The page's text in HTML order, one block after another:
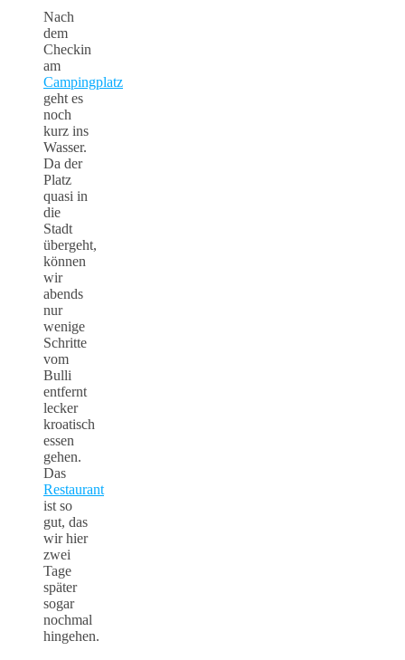
Nach
dem
Checkin
am
Campingplatz
geht es
noch
kurz ins
Wasser.
Da der
Platz
quasi in
die
Stadt
übergeht,
können
wir
abends
nur
wenige
Schritte
vom
Bulli
entfernt
lecker
kroatisch
essen
gehen.
Das
Restaurant
ist so
gut, das
wir hier
zwei
Tage
später
sogar
nochmal
hingehen.